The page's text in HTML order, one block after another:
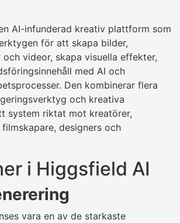
AI-infunderad kreativ plattform som
för att skapa bilder,
videor, skapa visuella effekter,
med AI och
Den kombinerar flera
och kreativa
system riktat mot kreatörer,
designers och
i Higgsfield AI
vara en av de starkaste